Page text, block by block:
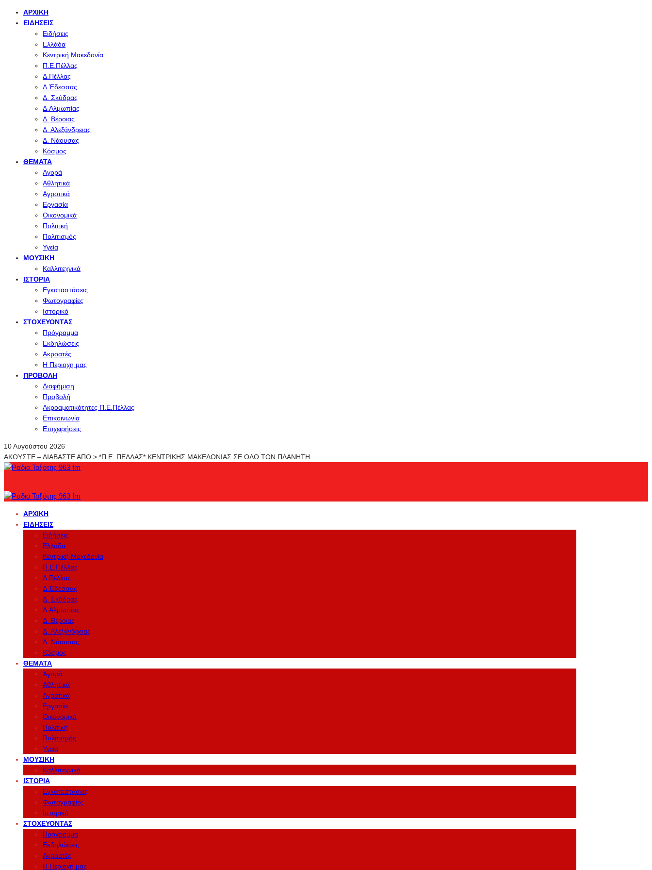
ΑΡΧΙΚΉ
ΕΙΔΉΣΕΙΣ
Ειδήσεις
Ελλάδα
Κεντρική Μακεδονία
Π.Ε.Πέλλας
Δ.Πέλλας
Δ.Έδεσσας
Δ. Σκύδρας
Δ.Αλμωπίας
Δ. Βέροιας
Δ. Αλεξάνδρειας
Δ. Νάουσας
Κόσμος
ΘΈΜΑΤΑ
Αγορά
Αθλητικά
Αγροτικά
Εργασία
Οικονομικά
Πολιτική
Πολιτισμός
Υγεία
ΜΟΥΣΙΚΉ
Καλλιτεχνικά
ΙΣΤΟΡΊΑ
Εγκαταστάσεις
Φωτογραφίες
Ιστορικό
ΣΤΟΧΕΎΟΝΤΑΣ
Πρόγραμμα
Εκδηλώσεις
Ακροατές
Η Περιοχη μας
ΠΡΟΒΟΛΉ
Διαφήμιση
Προβολή
Ακροαματικότητες Π.Ε.Πέλλας
Επικοινωνία
Επιχειρήσεις
10 Αυγούστου 2026
ΑΚΟΥΣΤΕ – ΔΙΑΒΑΣΤΕ ΑΠΟ > *Π.Ε. ΠΕΛΛΑΣ* ΚΕΝΤΡΙΚΗΣ ΜΑΚΕΔΟΝΙΑΣ ΣΕ ΟΛΟ ΤΟΝ ΠΛΑΝΗΤΗ
ΑΡΧΙΚΉ
ΕΙΔΉΣΕΙΣ
Ειδήσεις
Ελλάδα
Κεντρική Μακεδονία
Π.Ε.Πέλλας
Δ.Πέλλας
Δ.Έδεσσας
Δ. Σκύδρας
Δ.Αλμωπίας
Δ. Βέροιας
Δ. Αλεξάνδρειας
Δ. Νάουσας
Κόσμος
ΘΈΜΑΤΑ
Αγορά
Αθλητικά
Αγροτικά
Εργασία
Οικονομικά
Πολιτική
Πολιτισμός
Υγεία
ΜΟΥΣΙΚΉ
Καλλιτεχνικά
ΙΣΤΟΡΊΑ
Εγκαταστάσεις
Φωτογραφίες
Ιστορικό
ΣΤΟΧΕΎΟΝΤΑΣ
Πρόγραμμα
Εκδηλώσεις
Ακροατές
Η Περιοχη μας